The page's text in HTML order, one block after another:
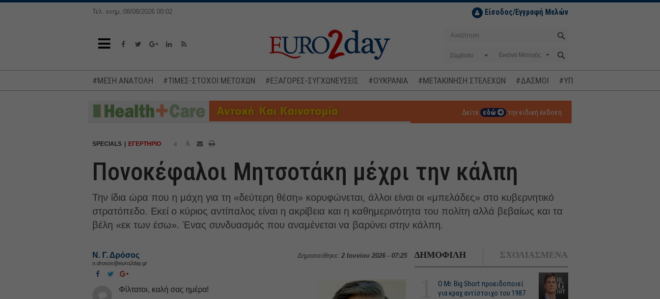
Τελ. ενημ.:08/08/2026 00:02 Είσοδος/Εγγραφή Μελών
Σύμβολο
#ΜΕΣΗ ΑΝΑΤΟΛΗ #ΤΙΜΕΣ-ΣΤΟΧΟΙ ΜΕΤΟΧΩΝ #ΕΞΑΓΟΡΕΣ-ΣΥΓΧΩΝΕΥΣΕΙΣ #ΟΥΚΡΑΝΙΑ #ΜΕΤΑΚΙΝΗΣΗ ΣΤΕΛΕΧΩΝ #ΔΑΣΜΟΙ #ΥΠΟΚΛΟΠΕΣ
Δείτε εδώ την ειδική έκδοση
SPECIALS ΕΓΕΡΤΗΡΙΟ a A
Πονοκέφαλοι Μητσοτάκη μέχρι την κάλπη
Την ίδια ώρα που η μάχη για τη «δεύτερη θέση» κορυφώνεται, άλλοι είναι οι «μπελάδες» στο κυβερνητικό
στρατόπεδο. Εκεί ο κύριος αντίπαλος είναι η ακρίβεια και η καθημερινότητα του πολίτη αλλά βεβαίως και τα
βέλη «εκ των έσω». Ένας συνδυασμός που αναμένεται να βαρύνει στην κάλπη.
Δημοσιεύθηκε: 2 Ιουνίου 2026 - 07:25
Ν. Γ. Δρόσος
n.drosos@euro2day.gr
Φίλτατοι, καλή σας ημέρα!
ΔΗΜΟΦΙΛΗ ΣΧΟΛΙΑΣΜΕΝΑ
O Mr. Big Short προειδοποιεί
για κραχ αντίστοιχο του 1987